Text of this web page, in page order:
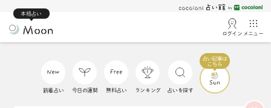
本格占い
ログイン メニュー
新着占い 今日の運勢 無料占い ランキング 占いを探す